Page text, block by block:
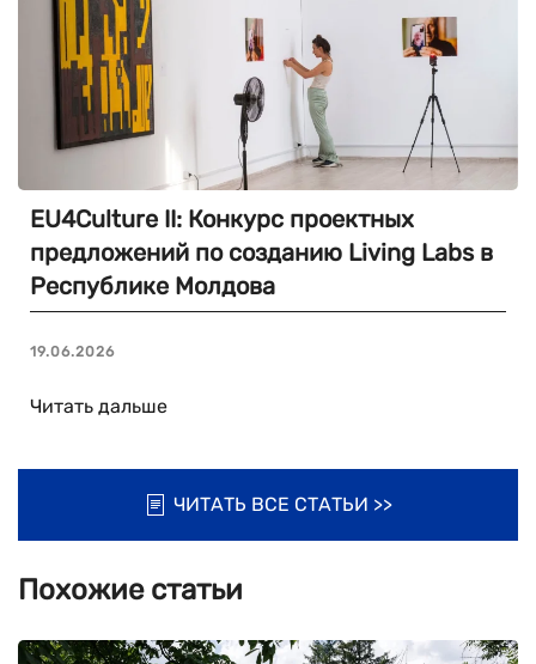
EU4Culture II: Конкурс проектных
предложений по созданию Living Labs в
Республике Молдова
19.06.2026
Читать дальше
ЧИТАТЬ ВСЕ СТАТЬИ >>
Похожие статьи